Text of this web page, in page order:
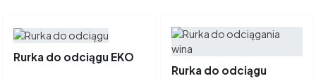
Rurka do odciągu EKO
Rurka do odciągu